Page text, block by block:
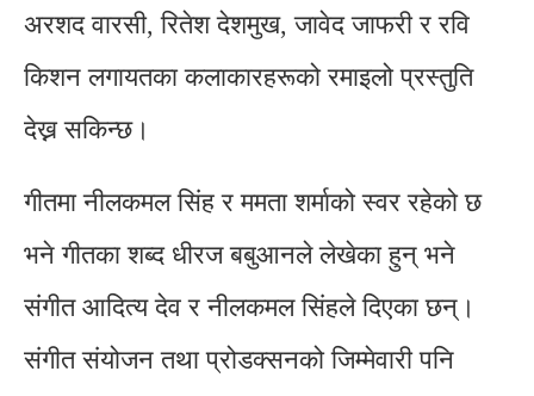
अरशद वारसी, रितेश देशमुख, जावेद जाफरी र रवि
किशन लगायतका कलाकारहरूको रमाइलो प्रस्तुति
देख्न सकिन्छ।
गीतमा नीलकमल सिंह र ममता शर्माको स्वर रहेको छ
भने गीतका शब्द धीरज बबुआनले लेखेका हुन् भने
संगीत आदित्य देव र नीलकमल सिंहले दिएका छन्।
संगीत संयोजन तथा प्रोडक्सनको जिम्मेवारी पनि